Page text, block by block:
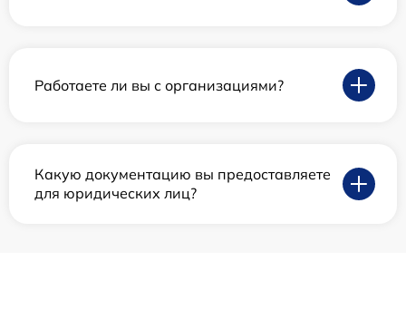
Работаете ли вы с организациями?
Какую документацию вы предоставляете
для юридических лиц?